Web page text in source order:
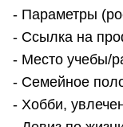
- Параметры
- Ссылка на
- Место учебы/
- Семейное
- Хобби,